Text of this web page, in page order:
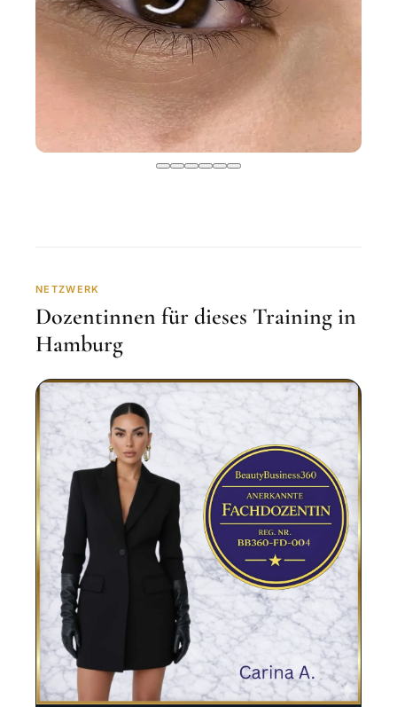
NETZWERK
Dozentinnen für dieses Training in
Hamburg